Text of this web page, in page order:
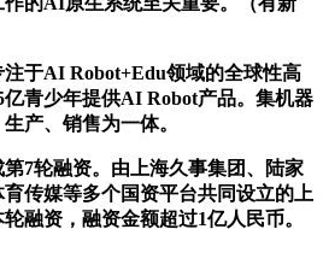
于AI Robot+Edu领域的全球性高
青少年提供AI Robot产品。集机器
产、销售为一体。
轮融资。由上海久事集团、陆家
传媒等多个国资平台共同设立的上
融资，融资金额超过1亿人民币。